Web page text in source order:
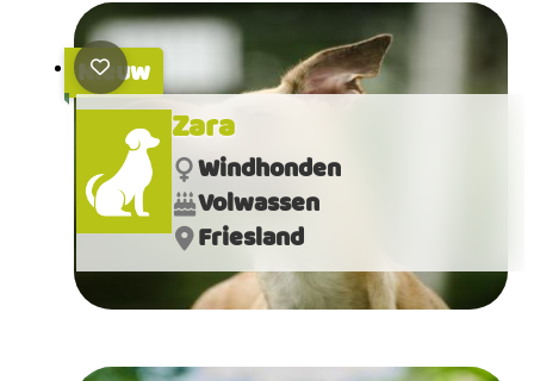
Nieuw
Zara
Windhonden
Volwassen
Friesland